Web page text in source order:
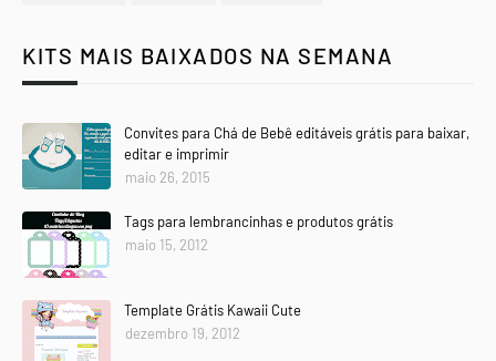
KITS MAIS BAIXADOS NA SEMANA
Convites para Chá de Bebê editáveis grátis para baixar,
editar e imprimir
maio 26, 2015
Tags para lembrancinhas e produtos grátis
maio 15, 2012
Template Grátis Kawaii Cute
dezembro 19, 2012